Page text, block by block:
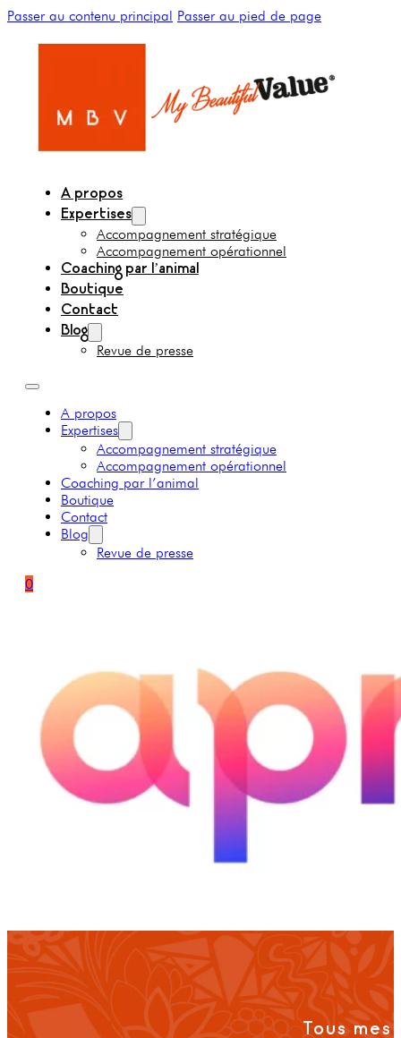
Passer au contenu principal Passer au pied de page
A propos
Expertises
Accompagnement stratégique
Accompagnement opérationnel
Coaching par l’animal
Boutique
Contact
Blog
Revue de presse
A propos
Expertises
Accompagnement stratégique
Accompagnement opérationnel
Coaching par l’animal
Boutique
Contact
Blog
Revue de presse
0
Tous